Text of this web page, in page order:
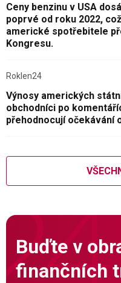
Ceny benzinu v USA
poprvé od roku 2022,
americké spotřebitele
Kongresu.
Roklen24
Výnosy amerických
obchodníci po
přehodnocují očekávání
Buďte v
finančních